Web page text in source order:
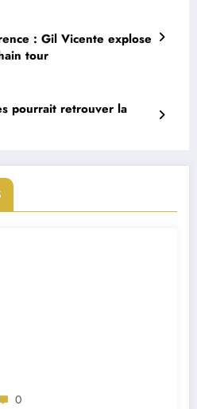
: Gil Vicente explose
tour
pourrait retrouver la
0